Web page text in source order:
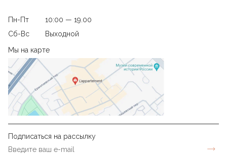
Пн-Пт
10:00 — 19.00
Сб-Вс
Выходной
Мы на карте
Подписаться на рассылку